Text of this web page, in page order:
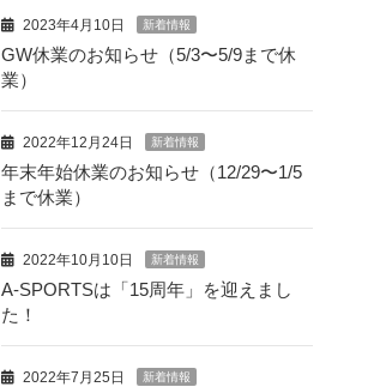
2023年4月10日 新着情報
GW休業のお知らせ（5/3〜5/9まで休
業）
2022年12月24日 新着情報
年末年始休業のお知らせ（12/29〜1/5
まで休業）
2022年10月10日 新着情報
A-SPORTSは「15周年」を迎えまし
た！
2022年7月25日 新着情報